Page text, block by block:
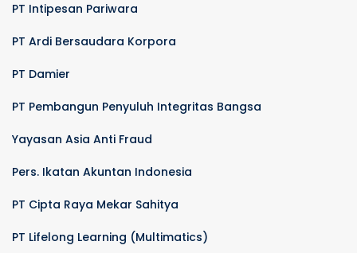
PT Intipesan Pariwara
PT Ardi Bersaudara Korpora
PT Damier
PT Pembangun Penyuluh Integritas Bangsa
Yayasan Asia Anti Fraud
Pers. Ikatan Akuntan Indonesia
PT Cipta Raya Mekar Sahitya
PT Lifelong Learning (Multimatics)